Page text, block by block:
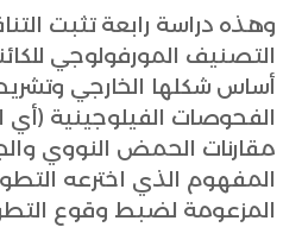
وهذه دراسة رابعة تثبت
التصنيف المورفولوجي
أساس شكلها الخارجي
الفحوصات الفيلوجينية
مقارنات الحمض النووي
المفهوم الذي اخترعه
المزعومة لضبط وقوع